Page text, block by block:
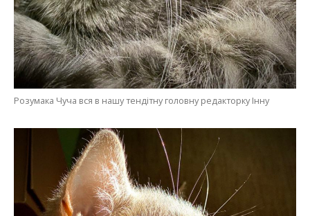
Розумака Чуча вся в нашу тендітну головну редакторку Інну